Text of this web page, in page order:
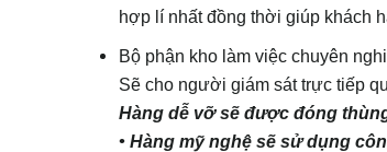
hợp lí nhất đồng thời giúp khách
Bộ phận kho làm việc chuyên
Sẽ cho người giám sát trực tiếp
Hàng dễ vỡ sẽ được đóng
• Hàng mỹ nghệ sẽ sử dụng